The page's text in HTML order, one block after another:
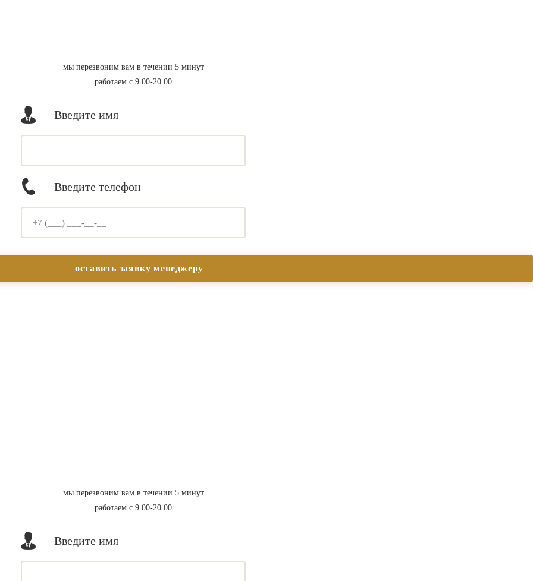
мы перезвоним вам в течении 5 минут
работаем с 9.00-20.00
Введите имя
Введите телефон
мы перезвоним вам в течении 5 минут
работаем с 9.00-20.00
Введите имя